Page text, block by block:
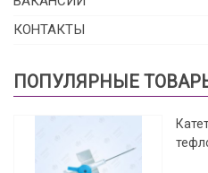
КОНТАКТЫ
ПОПУЛЯРНЫЕ